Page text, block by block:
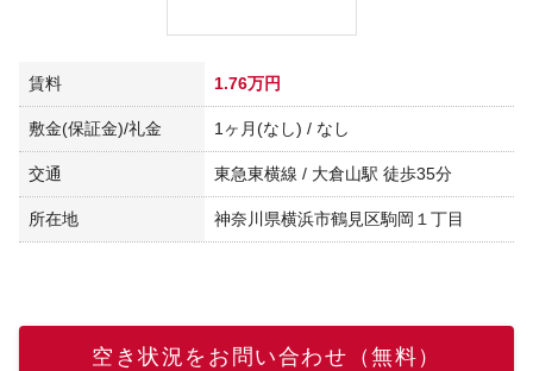
賃料 1.76万円
敷金(保証金)/礼金 1ヶ月(なし) / なし
交通 東急東横線 / 大倉山駅 徒歩35分
所在地 神奈川県横浜市鶴見区駒岡１丁目
空き状況をお問い合わせ（無料）